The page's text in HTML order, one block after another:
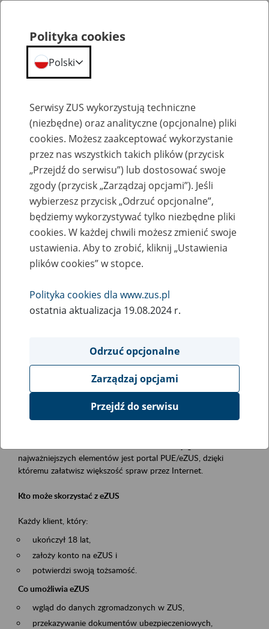
Szkolenia
Zaproś ZUS do siebie - zakładanie profili
eZUS w siedzibie Twojej firmy
Rodzaj wydarzenia
Szkolenia
Obszar merytoryczny
obsługa klientów
Opis wydarzenia
Platforma Usług Elektronicznych ZUS eZUS
najważniejszych elementów jest portal PUE/eZUS, dzięki
któremu załatwisz większość spraw przez Internet.
Kto może skorzystać z eZUS
Każdy klient, który:
ukończył 18 lat,
założy konto na eZUS i
potwierdzi swoją tożsamość.
Co umożliwia eZUS
wgląd do danych zgromadzonych w ZUS,
przekazywanie dokumentów ubezpieczeniowych,
Polityka cookies
Polski
Serwisy ZUS wykorzystują techniczne
(niezbędne) oraz analityczne (opcjonalne) pliki
cookies. Możesz zaakceptować wykorzystanie
przez nas wszystkich takich plików (przycisk
„Przejdź do serwisu”) lub dostosować swoje
zgody (przycisk „Zarządzaj opcjami”). Jeśli
wybierzesz przycisk „Odrzuć opcjonalne”,
będziemy wykorzystywać tylko niezbędne pliki
cookies. W każdej chwili możesz zmienić swoje
ustawienia. Aby to zrobić, kliknij „Ustawienia
plików cookies” w stopce.
Polityka cookies dla www.zus.pl
ostatnia aktualizacja 19.08.2024 r.
Odrzuć opcjonalne
Zarządzaj opcjami
Przejdź do serwisu